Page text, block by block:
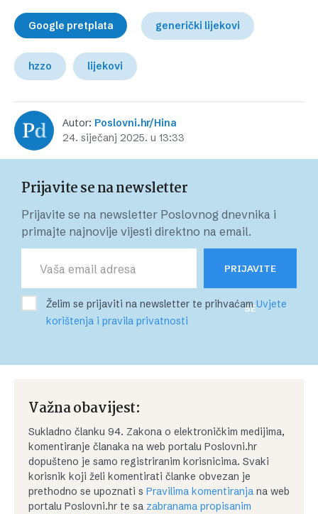
Google pretplata generički lijekovi
hzzo lijekovi
Autor: Poslovni.hr/Hina
24. siječanj 2025. u 13:33
Prijavite se na newsletter
Prijavite se na newsletter Poslovnog dnevnika i
primajte najnovije vijesti direktno na email.
PRIJAVITE
SE
Želim se prijaviti na newsletter te prihvaćamUvjete
korištenja i pravila privatnosti
Važna obavijest:
Sukladno članku 94. Zakona o elektroničkim medijima,
komentiranje članaka na web portalu Poslovni.hr
dopušteno je samo registriranim korisnicima. Svaki
korisnik koji želi komentirati članke obvezan je
prethodno se upoznati s Pravilima komentiranja na web
portalu Poslovni.hr te sa zabranama propisanim